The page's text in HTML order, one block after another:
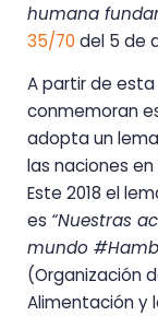
humana
35/70 del 5 de
A partir de esta
conmemoran
adopta un
las naciones
Este 2018 el
es “Nuestras
mundo
(Organización
Alimentación y